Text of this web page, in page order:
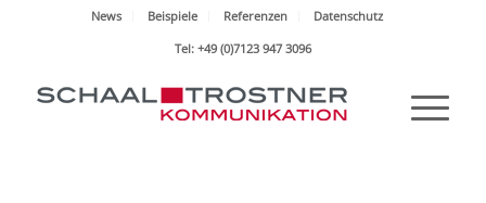
News Beispiele Referenzen
Datenschutz
Tel: +49 (0)7123 947 3096